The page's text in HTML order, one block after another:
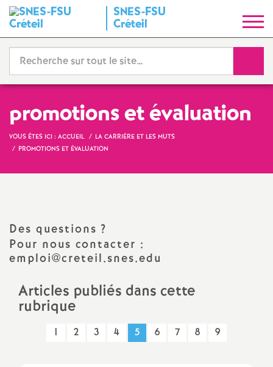
SNES-FSU
Créteil
y
n
d
c
t
promotions et évaluation
VOUS ÊTES ICI : ACCUEIL
LA CARRIÈRE ET LES MUTS
PROMOTIONS ET ÉVALUATION
Des questions ?
Pour nous contacter :
emploi@creteil.snes.edu
Articles publiés dans cette
rubrique
1 2 3 4 5 6 7 8 9